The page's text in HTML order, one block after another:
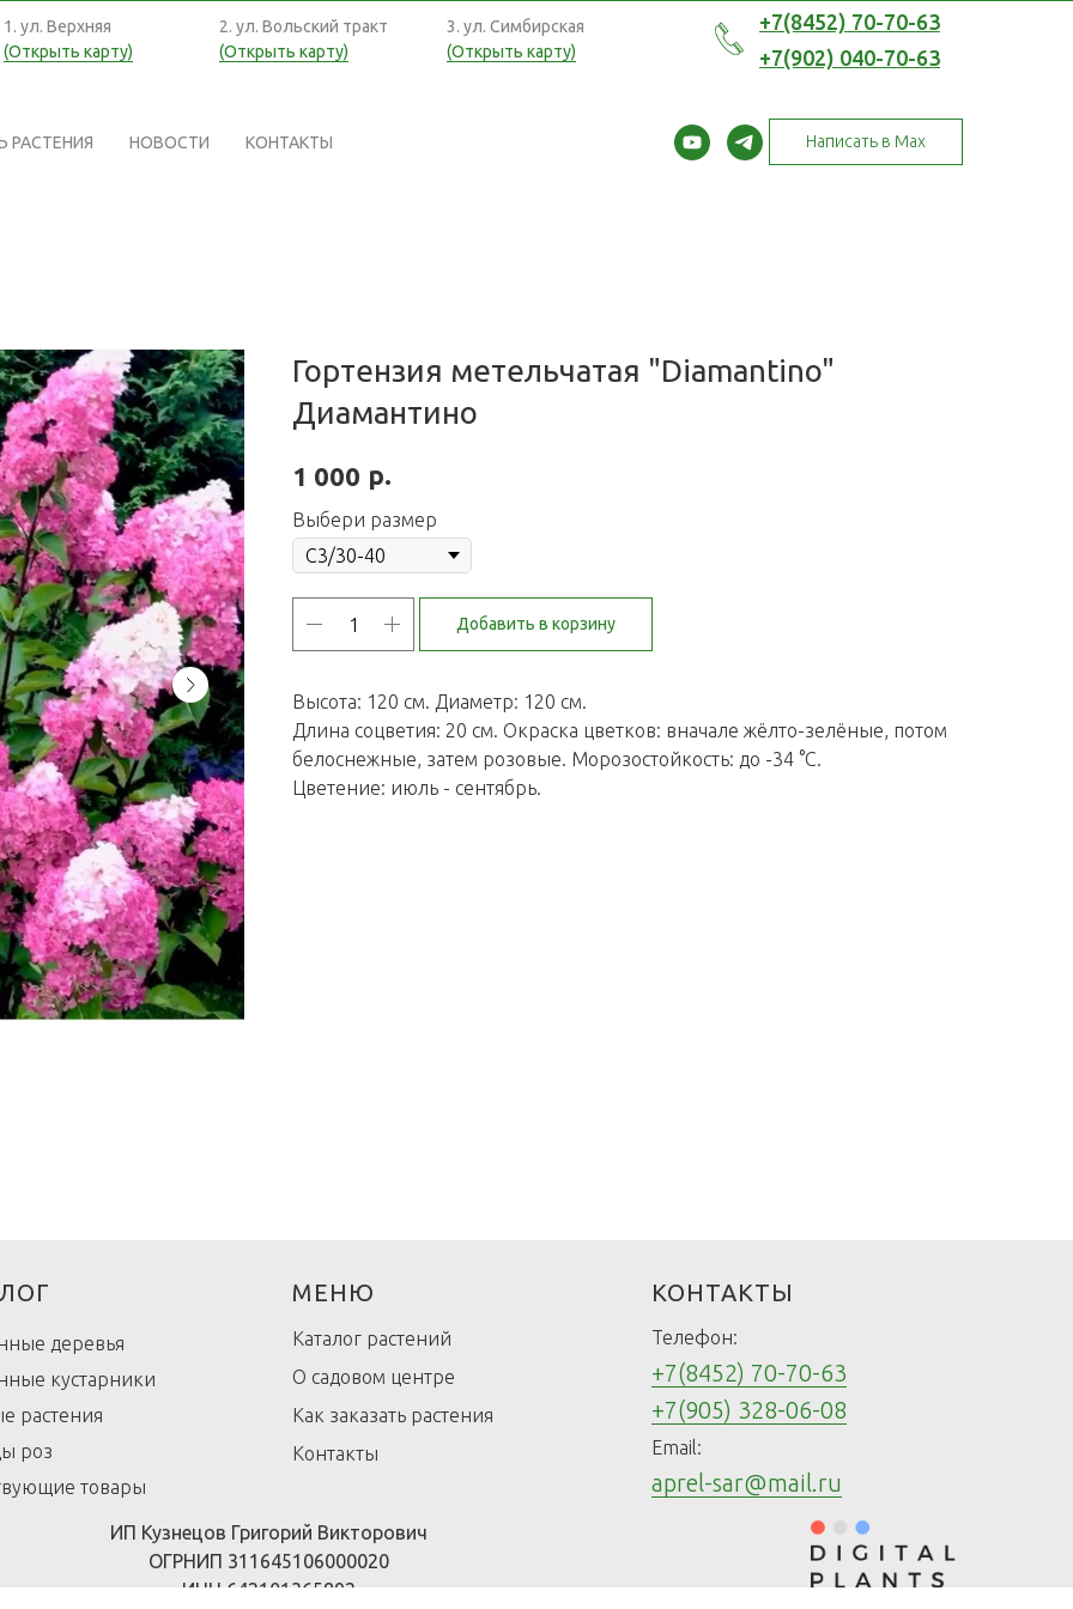
1. ул. Верхняя
(Открыть карту)
+7(8452) 70-70-63
2. ул. Вольский тракт
(Открыть карту)
3. ул. Симбирская
(Открыть карту)
+7(902) 040-70-63
РАСТЕНИЯ НОВОСТИ КОНТАКТЫ Написать в Max
Гортензия метельчатая "Diamantino"
Диамантино
1 000 р.
Выбери размер
Добавить в корзину
Высота: 120 см. Диаметр: 120 см.
Длина соцветия: 20 см. Окраска цветков: вначале жёлто-зелёные, потом
белоснежные, затем розовые. Морозостойкость: до -34 °C.
Цветение: июль - сентябрь.
деревья
кустарники
растения
роз
товары
МЕНЮ
Каталог растений
О садовом центре
Как заказать растения
Контакты
КОНТАКТЫ
Телефон:
+7(8452) 70-70-63
+7(905) 328-06-08
Email:
aprel-sar@mail.ru
ИП Кузнецов Григорий Викторович
ОГРНИП 311645106000020
ИНН 642101365892